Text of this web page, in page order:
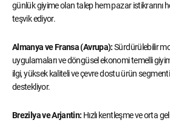
günlük giyime olan talep hem pazar istikrarını
teşvik ediyor.
Almanya ve Fransa (Avrupa):Sürdürülebilir
uygulamaları ve döngüsel ekonomi temelli
ilgi, yüksek kaliteli ve çevre dostu ürün
destekliyor.
Brezilya ve Arjantin: Hızlı kentleşme ve orta